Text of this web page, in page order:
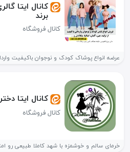
کانال ایتا
برند
کانال فروشگاه
عرضه انواع پوشاک کودک و نوجوان باکیفیت
کانال ایتا
کانال فروشگاه
خرمای سالم و خوشمزه با شهد کاملا طبیعی رو